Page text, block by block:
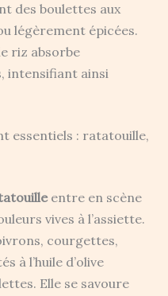
des boulettes aux
légèrement épicées.
riz absorbe
intensifiant ainsi
essentiels : ratatouille,
entre en scène
vives à l’assiette.
courgettes,
à l’huile d’olive
Elle se savoure